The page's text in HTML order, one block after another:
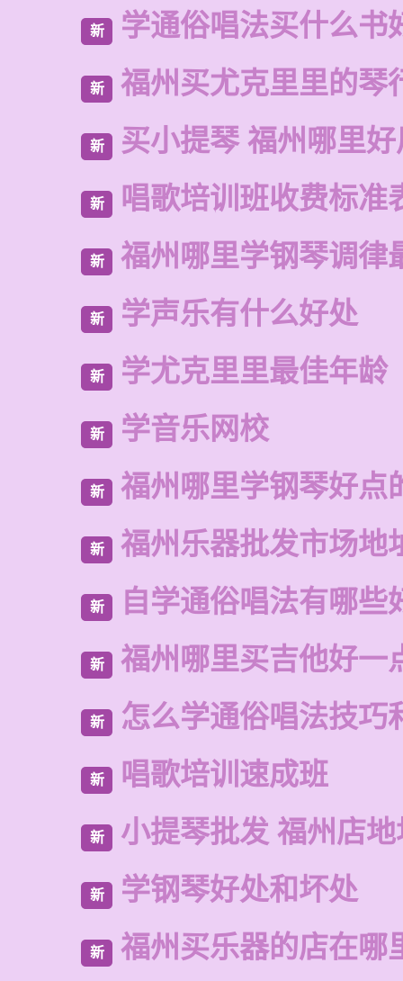
新 学通俗唱法买什么书
新 福州买尤克里里的琴
新 买小提琴 福州哪里
新 唱歌培训班收费标准
新 福州哪里学钢琴调律
新 学声乐有什么好处
新 学尤克里里最佳年龄
新 学音乐网校
新 福州哪里学钢琴好点
新 福州乐器批发市场地
新 自学通俗唱法有哪些
新 福州哪里买吉他好一
新 怎么学通俗唱法技巧
新 唱歌培训速成班
新 小提琴批发 福州店
新 学钢琴好处和坏处
新 福州买乐器的店在哪